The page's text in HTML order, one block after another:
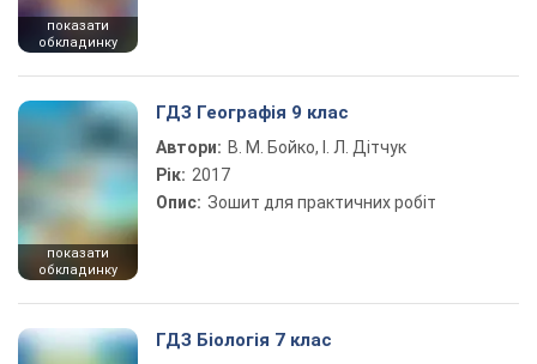
показати
обкладинку
показати
обкладинку
ГДЗ Географія 9 клас
Автори: В. М. Бойко, І. Л. Дітчук
Рік: 2017
Опис: Зошит для практичних робіт
ГДЗ Біологія 7 клас